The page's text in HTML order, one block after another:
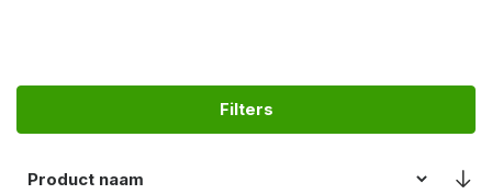
Filters